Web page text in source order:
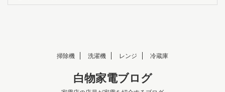
掃除機 洗濯機 レンジ 冷蔵庫
白物家電ブログ